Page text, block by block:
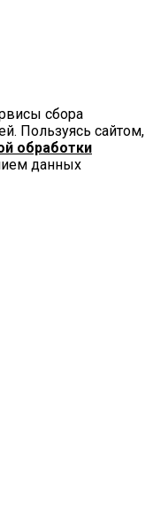
сбора
Пользуясь сайтом,
обработки
данных